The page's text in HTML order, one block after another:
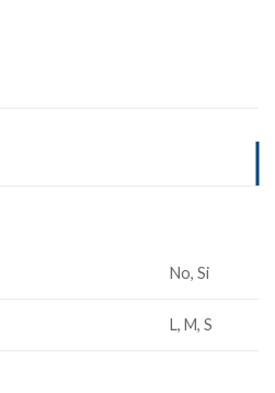
No, Si
L, M, S